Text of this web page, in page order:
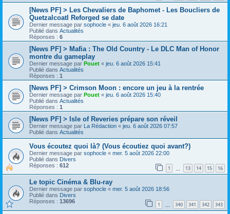
[News PF] > Les Chevaliers de Baphomet - Les Boucliers de
Quetzalcoatl Reforged se date
Dernier message par sophocle « jeu. 6 août 2026 16:21
Publié dans Actualités
Réponses : 6
[News PF] > Mafia : The Old Country - Le DLC Man of Honor
montre du gameplay
Dernier message par Pouet « jeu. 6 août 2026 15:41
Publié dans Actualités
Réponses : 1
[News PF] > Crimson Moon : encore un jeu à la rentrée
Dernier message par Pouet « jeu. 6 août 2026 15:40
Publié dans Actualités
Réponses : 1
[News PF] > Isle of Reveries prépare son réveil
Dernier message par La Rédaction « jeu. 6 août 2026 07:57
Publié dans Actualités
Vous écoutez quoi là? (Vous écoutiez quoi avant?)
Dernier message par sophocle « mer. 5 août 2026 22:00
Publié dans Divers
Réponses : 612 1 13 14 15 16
Le topic Cinéma & Blu-ray
Dernier message par sophocle « mer. 5 août 2026 18:56
Publié dans Divers
Réponses : 13696 1 340 341 342 343